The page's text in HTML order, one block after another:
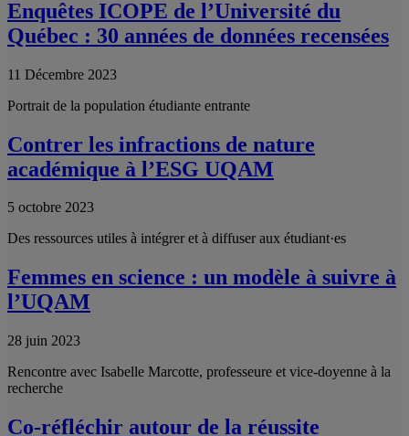
Enquêtes ICOPE de l’Université du
Québec : 30 années de données recensées
11 Décembre 2023
Portrait de la population étudiante entrante
Contrer les infractions de nature
académique à l’ESG UQAM
5 octobre 2023
Des ressources utiles à intégrer et à diffuser aux étudiant·es
Femmes en science : un modèle à suivre à
l’UQAM
28 juin 2023
Rencontre avec Isabelle Marcotte, professeure et vice-doyenne à la
recherche
Co-réfléchir autour de la réussite